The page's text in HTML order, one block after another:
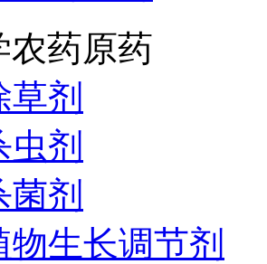
农药原药
草剂
虫剂
菌剂
物生长调节剂